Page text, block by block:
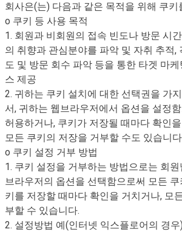
회사은(는) 다음과 같은 목적을 위해 쿠키
o 쿠키 등 사용 목적
1. 회원과 비회원의 접속 빈도나 방문 시
의 취향과 관심분야를 파악 및 자취 추적,
도 및 방문 회수 파악 등을 통한 타겟 마케
스 제공
2. 귀하는 쿠키 설치에 대한 선택권을 가
서, 귀하는 웹브라우저에서 옵션을 설정
허용하거나, 쿠키가 저장될 때마다 확인
모든 쿠키의 저장을 거부할 수도 있습니
o 쿠키 설정 거부 방법
1. 쿠키 설정을 거부하는 방법으로는 회
브라우저의 옵션을 선택함으로써 모든
키를 저장할 때마다 확인을 거치거나, 모
부할 수 있습니다.
2. 설정방법 예(인터넷 익스플로어의 경